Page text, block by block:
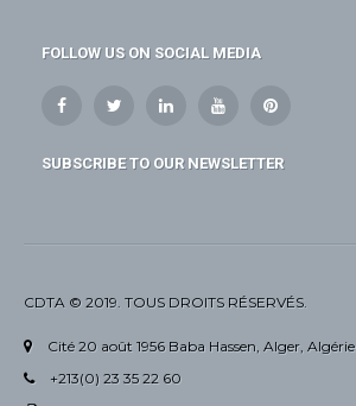
FOLLOW US ON SOCIAL MEDIA
SUBSCRIBE TO OUR NEWSLETTER
CDTA © 2019. TOUS DROITS RÉSERVÉS.
Cité 20 août 1956 Baba Hassen, Alger, Algérie
+213(0) 23 35 22 60